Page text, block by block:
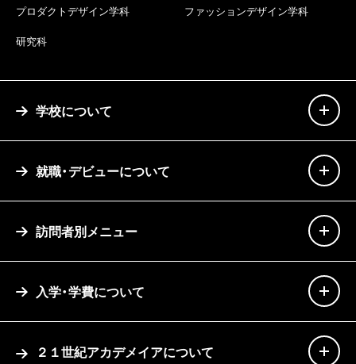
プロダクトデザイン学科
ファッションデザイン学科
研究科
学校について
就職・デビューについて
訪問者別メニュー
入学・学費について
２１世紀アカデメイアについて